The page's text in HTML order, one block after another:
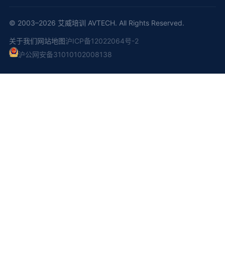
© 2003–2026 艾威培训 AVTECH. All Rights Reserved.
关于我们网站地图沪ICP备12022064号-2
沪公网安备31010102008138